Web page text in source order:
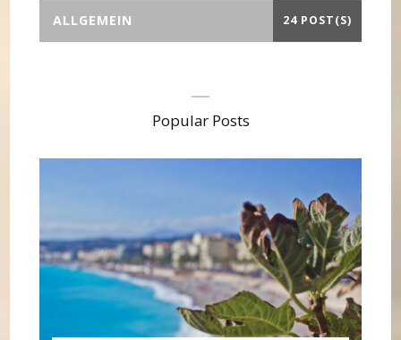
ALLGEMEIN 24 POST(S)
Popular Posts